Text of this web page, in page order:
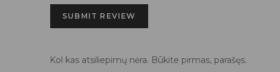
SUBMIT REVIEW
Kol kas atsiliepimų nėra. Būkite pirmas, parašęs.